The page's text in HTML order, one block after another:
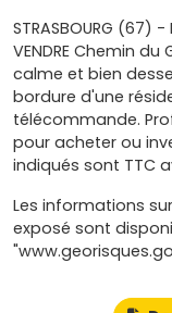
STRASBOURG (67) -
VENDRE Chemin
calme et bien
bordure d'une
télécommande.
pour acheter ou
indiqués sont TTC
Les informations
exposé sont